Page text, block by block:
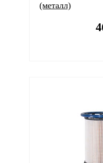
(металл)